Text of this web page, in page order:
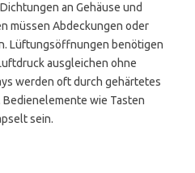
an Gehäuse und
müssen Abdeckungen oder
Lüftungsöffnungen benötigen
ausgleichen ohne
werden oft durch gehärtetes
wie Tasten
sein.